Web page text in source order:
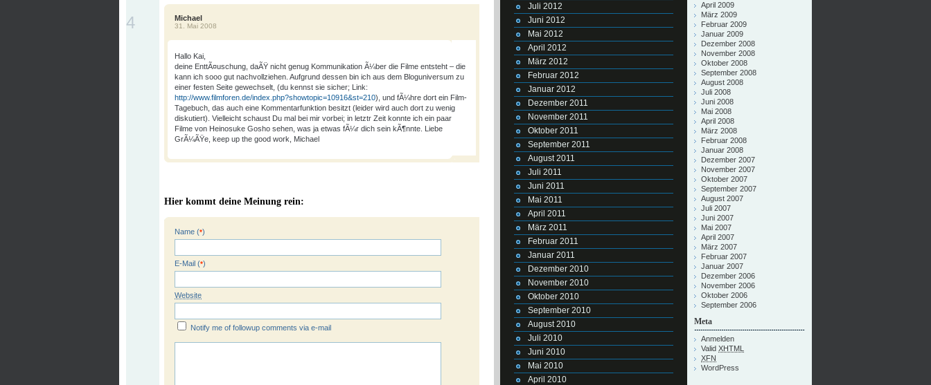
Michael
31. Mai 2008
4
Hallo Kai,
deine EnttÃ¤uschung, daÃŸ nicht genug Kommunikation Ã¼ber die Filme entsteht – die
kann ich sooo gut nachvollziehen. Aufgrund dessen bin ich aus dem Bloguniversum zu
einer festen Seite gewechselt, (du kennst sie sicher; Link:
http://www.filmforen.de/index.php?showtopic=10916&st=210), und fÃ¼hre dort ein Film-
Tagebuch, das auch eine Kommentarfunktion besitzt (leider wird auch dort zu wenig
diskutiert). Vielleicht schaust Du mal bei mir vorbei; in letztr Zeit konnte ich ein paar
Filme von Heinosuke Gosho sehen, was ja etwas fÃ¼r dich sein kÃ¶nnte. Liebe
GrÃ¼ÃŸe, keep up the good work, Michael
Hier kommt deine Meinung rein:
Name (*)
E-Mail (*)
Website
Notify me of followup comments via e-mail
Juli 2012
Juni 2012
Mai 2012
April 2012
März 2012
Februar 2012
Januar 2012
Dezember 2011
November 2011
Oktober 2011
September 2011
August 2011
Juli 2011
Juni 2011
Mai 2011
April 2011
März 2011
Februar 2011
Januar 2011
Dezember 2010
November 2010
Oktober 2010
September 2010
August 2010
Juli 2010
Juni 2010
Mai 2010
April 2010
April 2009
März 2009
Februar 2009
Januar 2009
Dezember 2008
November 2008
Oktober 2008
September 2008
August 2008
Juli 2008
Juni 2008
Mai 2008
April 2008
März 2008
Februar 2008
Januar 2008
Dezember 2007
November 2007
Oktober 2007
September 2007
August 2007
Juli 2007
Juni 2007
Mai 2007
April 2007
März 2007
Februar 2007
Januar 2007
Dezember 2006
November 2006
Oktober 2006
September 2006
Meta
Anmelden
Valid XHTML
XFN
WordPress